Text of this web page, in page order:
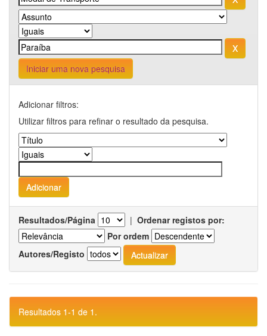
Iniciar uma nova pesquisa
Adicionar filtros:
Utilizar filtros para refinar o resultado da pesquisa.
Resultados/Página | Ordenar registos por:
Por ordem
Autores/Registo
Resultados 1-1 de 1.